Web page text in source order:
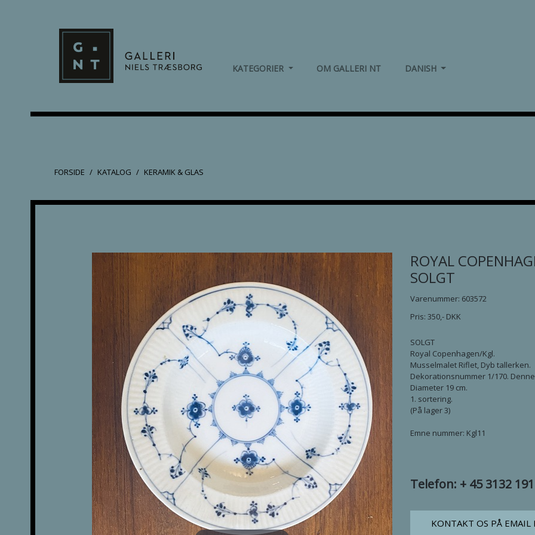
KATEGORIER (CURRENT)OM GALLERI NT DANISH (CURRENT)
FORSIDE KATALOG KERAMIK & GLAS
ROYAL
SOLGT
Varenummer: 603572
Pris: 350,- DKK
SOLGT
Royal Copenhagen/Kgl.
Musselmalet Riflet, Dyb tallerken.
Dekorationsnummer 1/170.
Diameter 19 cm.
1. sortering.
(På lager 3)
Emne nummer: Kgl11
Telefon: + 45 3132
KONTAKT OS PÅ EMAIL